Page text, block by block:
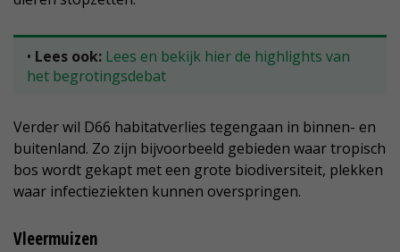
• Lees ook: Lees en bekijk hier de highlights van
het begrotingsdebat
Verder wil D66 habitatverlies tegengaan in binnen- en
buitenland. Zo zijn bijvoorbeeld gebieden waar tropisch
bos wordt gekapt met een grote biodiversiteit, plekken
waar infectieziekten kunnen overspringen.
Vleermuizen